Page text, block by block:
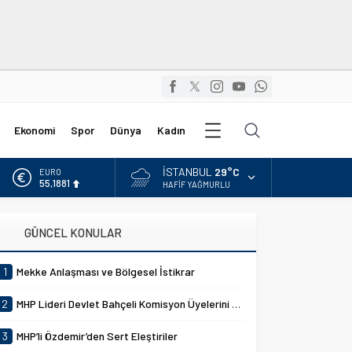
Ekonomi Spor Dünya Kadın
Kategoriler
EURO
55,1881
BİST
47,7111
İSTANBUL 29°C
HAFIF YAĞMURLU
GÜNCEL KONULAR
1 Mekke Anlaşması ve Bölgesel İstikrar
2 MHP Lideri Devlet Bahçeli Komisyon Üyelerini Kabul Etti
3 MHP’li Özdemir’den Sert Eleştiriler